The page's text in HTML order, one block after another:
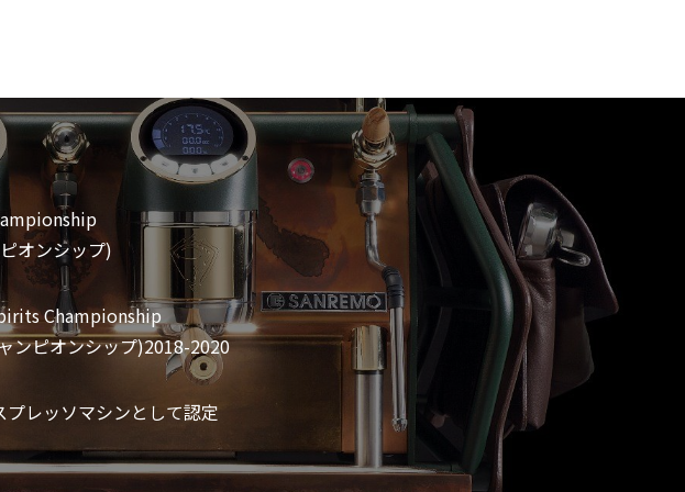
オンシップ)
Championship
ンピオンシップ)2018-2020
レッソマシンとして認定